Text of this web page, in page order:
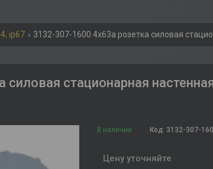
ip67
стационарная
В наличии Код: 3132-307-
Цену уточняйте